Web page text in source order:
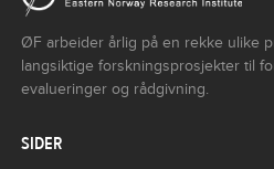
ØF arbeider årlig på en rekke ulike
langsiktige forskningsprosjekter til
evalueringer og rådgivning.
SIDER